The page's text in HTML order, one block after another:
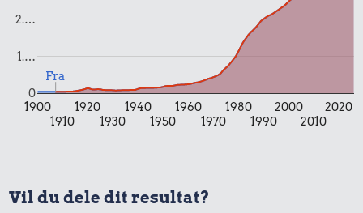
Sodavand
1900
1910
1920
1930
1940
1950
1960
1970
1980
1990
2000
2010
2020
0
1.…
2.…
Fra
Vil du dele dit resultat?